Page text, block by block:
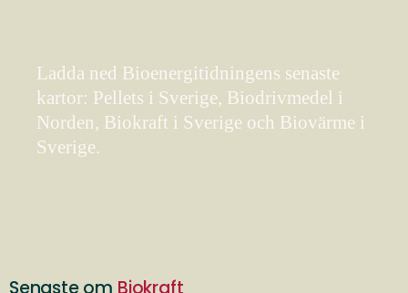
Ladda ned Bioenergitidningens senaste
kartor: Pellets i Sverige, Biodrivmedel i
Norden, Biokraft i Sverige och Biovärme i
Sverige.
Senaste om Biokraft